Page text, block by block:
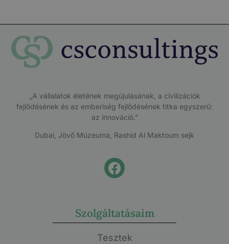
„A vállalatok életének megújulásának, a civilizációk
fejlődésének és az emberiség fejlődésének titka egyszerű:
az innováció.”
Dubai, Jövő Múzeuma, Rashid Al Maktoum sejk
Szolgáltatásaim
Tesztek